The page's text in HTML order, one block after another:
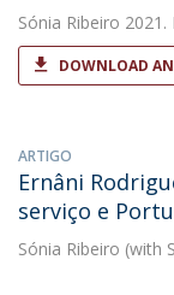
Sónia Ribeiro 2021.
DOWNLOAD
ARTIGO
Ernâni
serviço e
Sónia Ribeiro (with